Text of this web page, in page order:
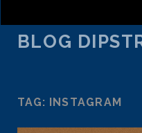
BLOG
TAG: INSTAGRAM